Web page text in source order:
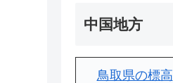
中国地方
鳥取県の標高